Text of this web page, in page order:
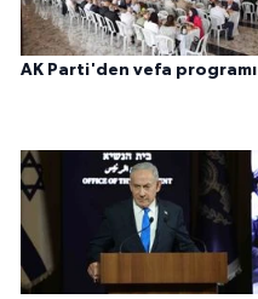
AK Parti'den vefa programı